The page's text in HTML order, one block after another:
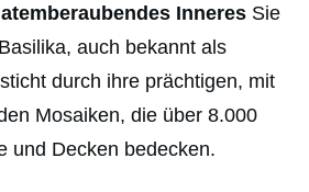
atemberaubendes Inneres Sie
auch bekannt als
durch ihre prächtigen, mit
Mosaiken, die über 8.000
und Decken bedecken.